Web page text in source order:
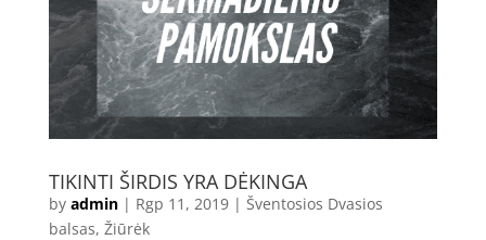
TIKINTI ŠIRDIS YRA DĖKINGA
by admin| Rgp 11, 2019| Šventosios Dvasios
balsas, Žiūrėk